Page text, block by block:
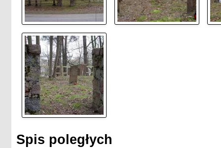
Spis poległych